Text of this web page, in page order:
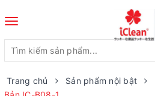
Toggle
Trang chủ Sản phẩm nội bật